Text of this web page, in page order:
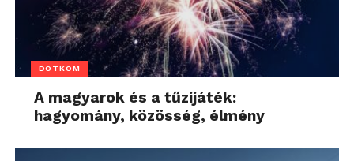
DOTKOM
A magyarok és a tűzijáték:
hagyomány, közösség, élmény